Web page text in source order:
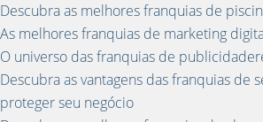
Descubra as melhores franquias de
As melhores franquias de marketing
O universo das franquias de
Descubra as vantagens das franquias de
proteger seu negócio